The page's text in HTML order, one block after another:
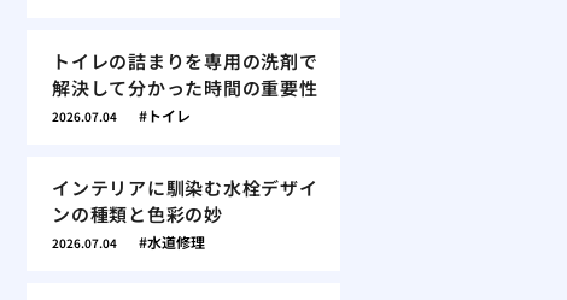
トイレの詰まりを専用の洗剤で
解決して分かった時間の重要性
2026.07.04 トイレ
インテリアに馴染む水栓デザイ
ンの種類と色彩の妙
2026.07.04 水道修理